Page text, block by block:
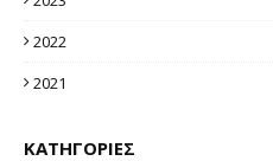
2022
2021
ΚΑΤΗΓΟΡΙΕΣ